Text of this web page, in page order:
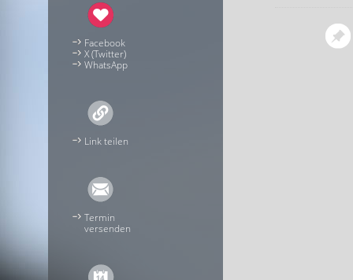
Facebook
X (Twitter)
WhatsApp
Link teilen
Termin
versenden